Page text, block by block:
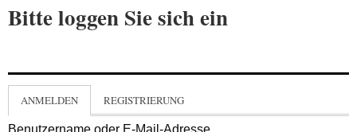
Bitte loggen Sie sich ein
ANMELDEN REGISTRIERUNG
Benutzername oder E-Mail-Adresse